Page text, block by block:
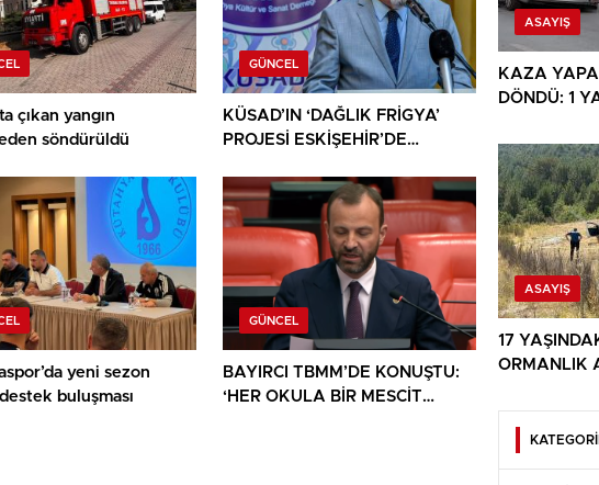
çıkan yangın
söndürüldü
GÜNCEL
KÜSAD’IN ‘DAĞLIK FRİGYA’
PROJESİ ESKİŞEHİR’DE
BULUŞUYOR
yeni sezon
buluşması
GÜNCEL
BAYIRCI TBMM’DE KONUŞTU:
‘HER OKULA BİR MESCİT
ASAYIŞ
KAZA
DÖNDÜ: 1
ASAYIŞ
17
ORMANLIK